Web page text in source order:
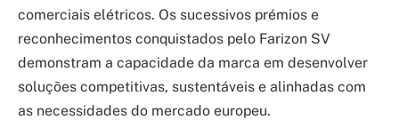
comerciais elétricos. Os sucessivos prémios e
reconhecimentos conquistados pelo Farizon SV
demonstram a capacidade da marca em desenvolver
soluções competitivas, sustentáveis e alinhadas com
as necessidades do mercado europeu.